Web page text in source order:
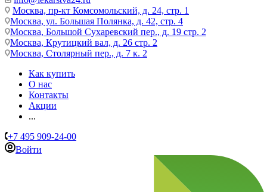
Москва, пр-кт Комсомольский, д. 24, стр. 1
Москва, ул. Большая Полянка, д. 42, стр. 4
Москва, Большой Сухаревский пер., д. 19 стр. 2
Москва, Крутицкий вал, д. 26 стр. 2
Москва, Столярный пер., д. 7 к. 2
Как купить
О нас
Контакты
Акции
...
+7 495 909-24-00
Войти